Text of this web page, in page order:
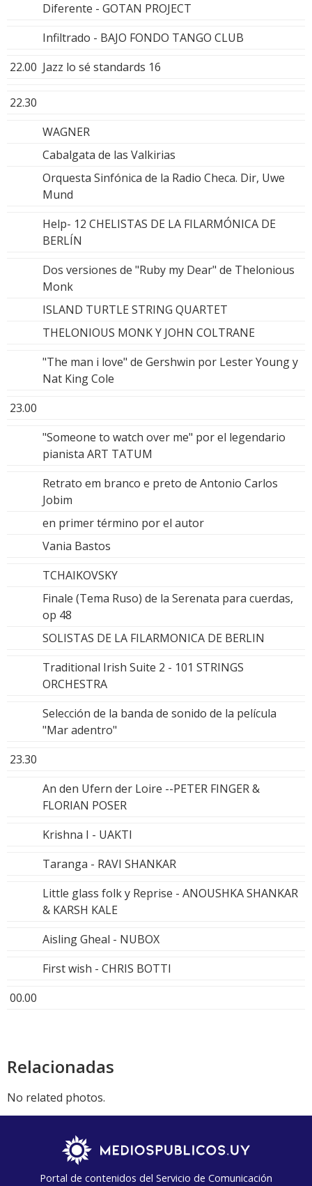
Diferente - GOTAN PROJECT
Infiltrado - BAJO FONDO TANGO CLUB
22.00 Jazz lo sé standards 16
22.30
WAGNER
Cabalgata de las Valkirias
Orquesta Sinfónica de la Radio Checa. Dir, Uwe
Mund
Help- 12 CHELISTAS DE LA FILARMÓNICA DE
BERLÍN
Dos versiones de "Ruby my Dear" de Thelonious
Monk
ISLAND TURTLE STRING QUARTET
THELONIOUS MONK Y JOHN COLTRANE
"The man i love" de Gershwin por Lester Young y
Nat King Cole
23.00
"Someone to watch over me" por el legendario
pianista ART TATUM
Retrato em branco e preto de Antonio Carlos
Jobim
en primer término por el autor
Vania Bastos
TCHAIKOVSKY
Finale (Tema Ruso) de la Serenata para cuerdas,
op 48
SOLISTAS DE LA FILARMONICA DE BERLIN
Traditional Irish Suite 2 - 101 STRINGS
ORCHESTRA
Selección de la banda de sonido de la película
"Mar adentro"
23.30
An den Ufern der Loire --PETER FINGER &
FLORIAN POSER
Krishna I - UAKTI
Taranga - RAVI SHANKAR
Little glass folk y Reprise - ANOUSHKA SHANKAR
& KARSH KALE
Aisling Gheal - NUBOX
First wish - CHRIS BOTTI
00.00
Relacionadas
No related photos.
Portal de contenidos del Servicio de Comunicación